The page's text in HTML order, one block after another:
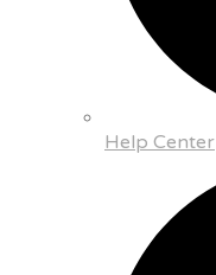
Help Center